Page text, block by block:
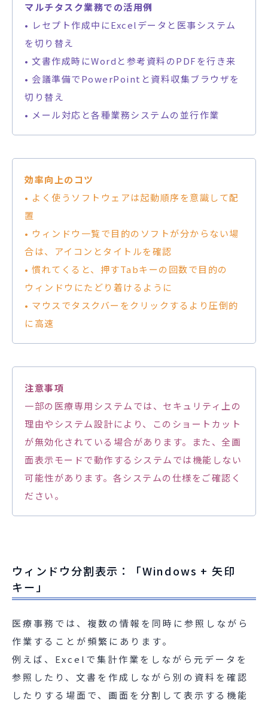
マルチタスク業務での活用例
• レセプト作成中にExcelデータと医事システム
を切り替え
• 文書作成時にWordと参考資料のPDFを行き来
• 会議準備でPowerPointと資料収集ブラウザを
切り替え
• メール対応と各種業務システムの並行作業
効率向上のコツ
• よく使うソフトウェアは起動順序を意識して配
置
• ウィンドウ一覧で目的のソフトが分からない場
合は、アイコンとタイトルを確認
• 慣れてくると、押すTabキーの回数で目的の
ウィンドウにたどり着けるように
• マウスでタスクバーをクリックするより圧倒的
に高速
注意事項
一部の医療専用システムでは、セキュリティ上の
理由やシステム設計により、このショートカット
が無効化されている場合があります。また、全画
面表示モードで動作するシステムでは機能しない
可能性があります。各システムの仕様をご確認く
ださい。
ウィンドウ分割表示：「Windows + 矢印
キー」
医療事務では、複数の情報を同時に参照しながら
作業することが頻繁にあります。
例えば、Excelで集計作業をしながら元データを
参照したり、文書を作成しながら別の資料を確認
したりする場面で、画面を分割して表示する機能